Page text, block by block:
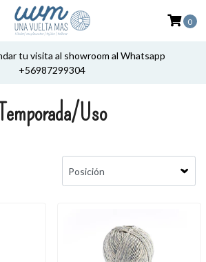
tu visita al showroom al Whatsapp
+56987299304
0
Uso